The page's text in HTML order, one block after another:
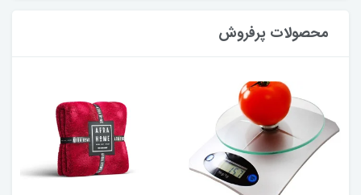
محصولات پرفروش